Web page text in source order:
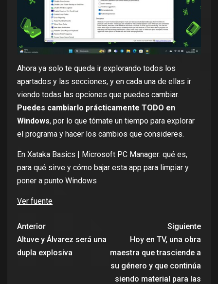
Ahora ya solo te queda ir explorando todos los
apartados y las secciones, y en cada una de ellas ir
viendo todas las opciones que puedes cambiar.
Puedes cambiarlo prácticamente TODO en
Windows, por lo que tómate un tiempo para explorar
el programa y hacer los cambios que consideres.
En Xataka Basics | Microsoft PC Manager: qué es,
para qué sirve y cómo bajar esta app para limpiar y
poner a punto Windows
Ver fuente
Anterior
Altuve y Álvarez será una
dupla explosiva
Siguiente
Hoy en TV, una obra
maestra que trasciende a
su género y que continúa
siendo material para las